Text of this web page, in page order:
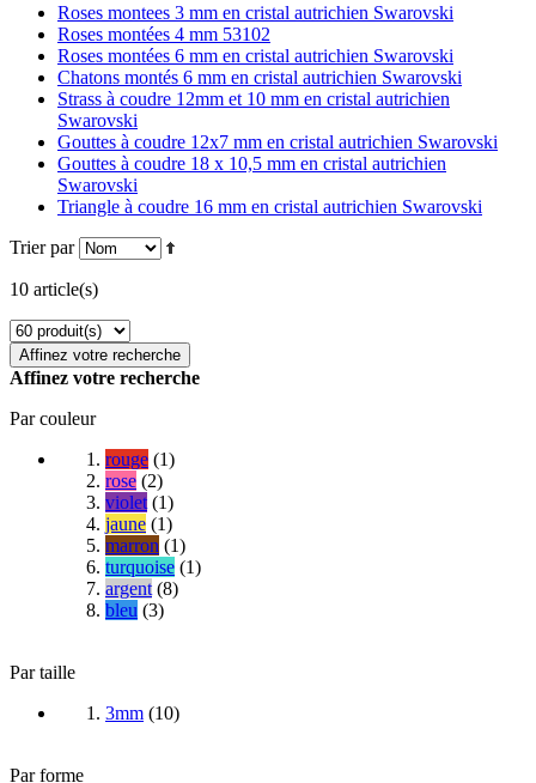
Roses montees 3 mm en cristal autrichien Swarovski
Roses montées 4 mm 53102
Roses montées 6 mm en cristal autrichien Swarovski
Chatons montés 6 mm en cristal autrichien Swarovski
Strass à coudre 12mm et 10 mm en cristal autrichien
Swarovski
Gouttes à coudre 12x7 mm en cristal autrichien Swarovski
Gouttes à coudre 18 x 10,5 mm en cristal autrichien
Swarovski
Triangle à coudre 16 mm en cristal autrichien Swarovski
Trier par
10 article(s)
Affinez votre recherche
Affinez votre recherche
Par couleur
rouge (1)
rose (2)
violet (1)
jaune (1)
marron (1)
turquoise (1)
argent (8)
bleu (3)
Par taille
3mm (10)
Par forme